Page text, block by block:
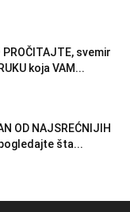
PROČITAJTE, svemir
koja VAM...
OD NAJSREĆNIJIH
pogledajte šta...